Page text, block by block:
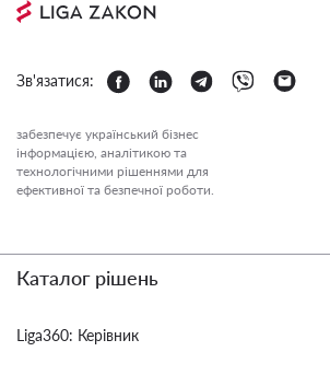
Зв'язатися:
забезпечує український бізнес
інформацією, аналітикою та
технологічними рішеннями для
ефективної та безпечної роботи.
Каталог рішень
Liga360: Керівник